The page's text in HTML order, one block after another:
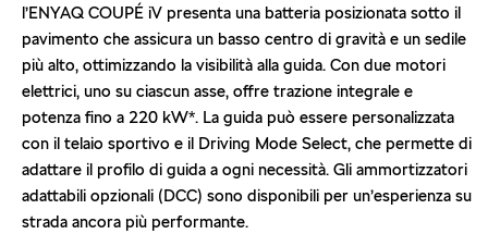
l’ENYAQ COUPÉ iV presenta una batteria posizionata sotto il
pavimento che assicura un basso centro di gravità e un sedile
più alto, ottimizzando la visibilità alla guida. Con due motori
elettrici, uno su ciascun asse, offre trazione integrale e
potenza fino a 220 kW*. La guida può essere personalizzata
con il telaio sportivo e il Driving Mode Select, che permette di
adattare il profilo di guida a ogni necessità. Gli ammortizzatori
adattabili opzionali (DCC) sono disponibili per un’esperienza su
strada ancora più performante.